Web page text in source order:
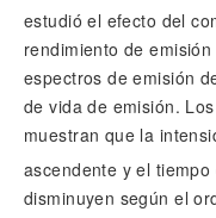
estudió el efecto del
rendimiento de
espectros de emisión
de vida de emisión.
muestran que la
ascendente y el
disminuyen según el